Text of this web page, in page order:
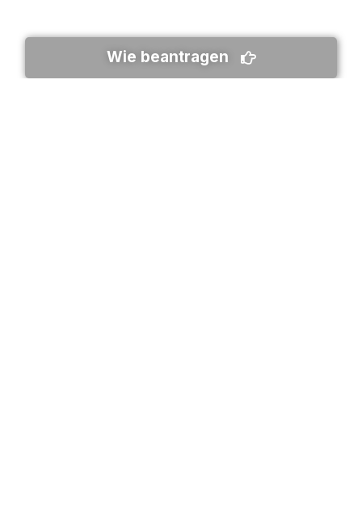
Wie beantragen